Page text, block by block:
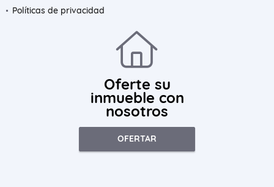
Políticas de privacidad
Oferte su
inmueble con
nosotros
OFERTAR